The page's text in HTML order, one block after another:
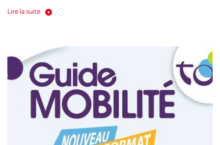
Lire la suite